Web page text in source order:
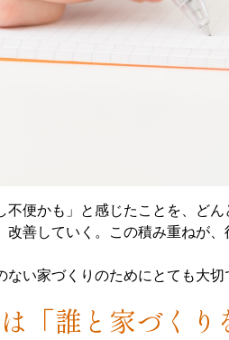
便かも」と感じたことを、ど
善していく。この積み重ねが、
い家づくりのためにとても大切
「誰と家づくり